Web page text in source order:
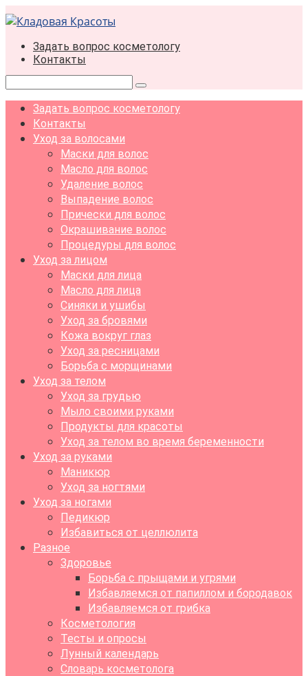
Перейти
к
контентуЗадать вопрос косметологу
Контакты
Поиск:
Задать вопрос косметологу
Контакты
Уход за волосами
Маски для волос
Масло для волос
Удаление волос
Выпадение волос
Прически для волос
Окрашивание волос
Процедуры для волос
Уход за лицом
Маски для лица
Масло для лица
Синяки и ушибы
Уход за бровями
Кожа вокруг глаз
Уход за ресницами
Борьба с морщинами
Уход за телом
Уход за грудью
Мыло своими руками
Продукты для красоты
Уход за телом во время беременности
Уход за руками
Маникюр
Уход за ногтями
Уход за ногами
Педикюр
Избавиться от целлюлита
Разное
Здоровье
Борьба с прыщами и угрями
Избавляемся от папиллом и бородавок
Избавляемся от грибка
Косметология
Тесты и опросы
Лунный календарь
Словарь косметолога